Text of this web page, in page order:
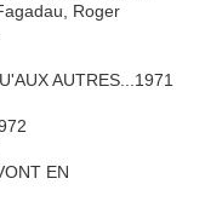
Roger
AUTRES...1971
EN